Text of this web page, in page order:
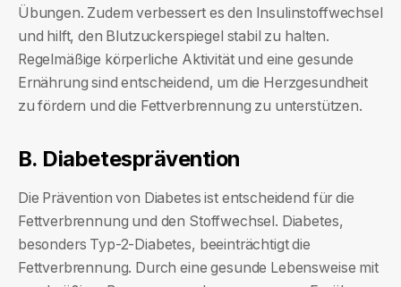
Übungen. Zudem verbessert es den Insulinstoffwechsel
und hilft, den Blutzuckerspiegel stabil zu halten.
Regelmäßige körperliche Aktivität und eine gesunde
Ernährung sind entscheidend, um die Herzgesundheit
zu fördern und die Fettverbrennung zu unterstützen.
B. Diabetesprävention
Die Prävention von Diabetes ist entscheidend für die
Fettverbrennung und den Stoffwechsel. Diabetes,
besonders Typ-2-Diabetes, beeinträchtigt die
Fettverbrennung. Durch eine gesunde Lebensweise mit